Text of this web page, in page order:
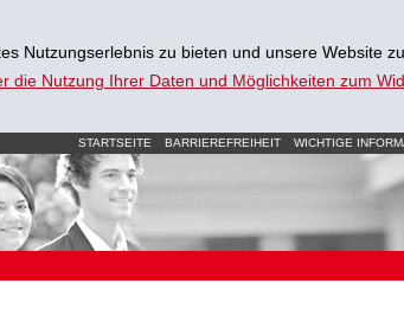
Nutzungserlebnis zu bieten und unsere Website
die Nutzung Ihrer Daten und Möglichkeiten zum
STARTSEITE BARRIEREFREIHEIT WICHTIGE